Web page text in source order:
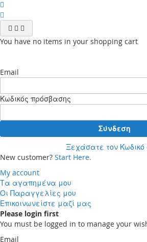
You have no items in your shopping cart
Email
Κωδικός πρόσβασης
Σύνδεση
Ξεχάσατε τον Κωδικό
New customer? Start Here.
My account
Τα αγαπημένα μου
Οι Παραγγελίες μου
Επικοινωνείστε μαζί μας
Please login first
You must be logged in to manage your
Email